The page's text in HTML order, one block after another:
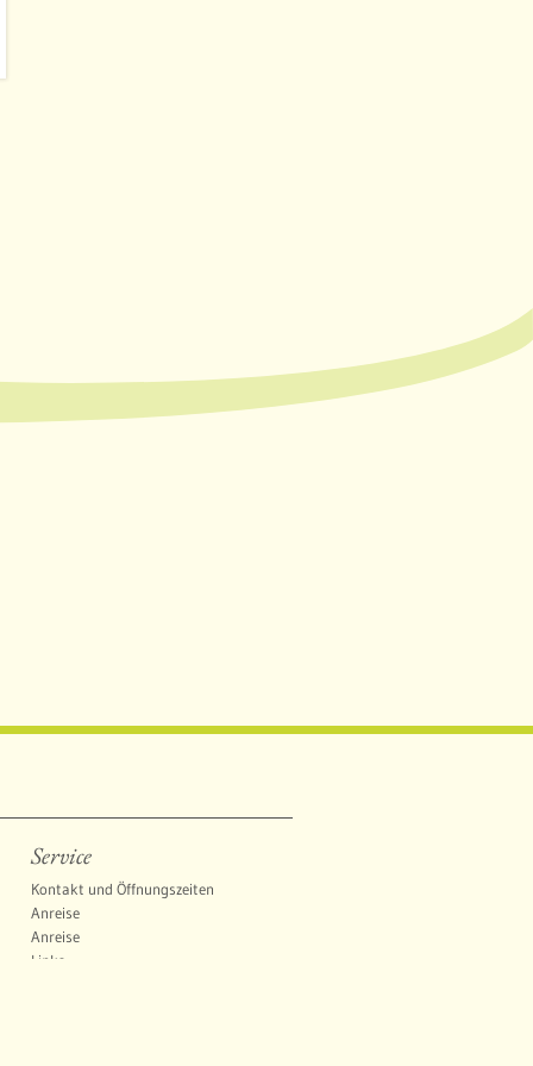
Service
Kontakt und Öffnungszeiten
Anreise
Anreise
Links